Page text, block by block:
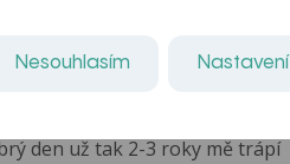
den, ráda bych u Vás našla
se svým trápením. Je...
den už tak 2-3 roky mě trápí
Nesouhlasím Nastavení